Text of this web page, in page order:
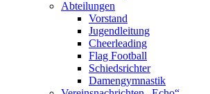
Abteilungen
Vorstand
Jugendleitung
Cheerleading
Flag Football
Schiedsrichter
Damengymnastik